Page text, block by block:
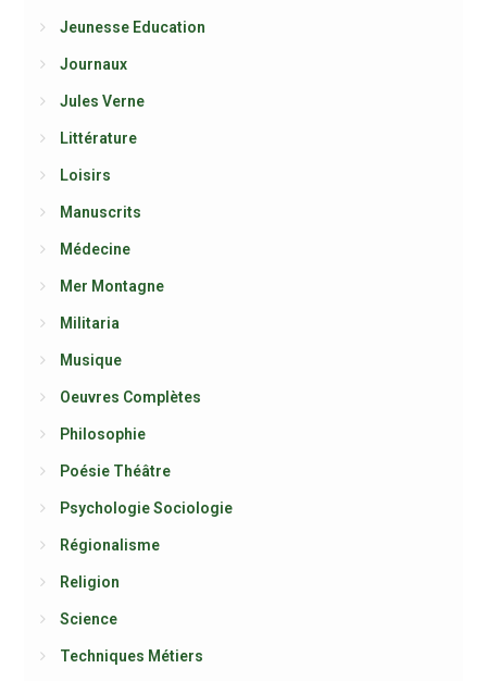
Jeunesse Education
Journaux
Jules Verne
Littérature
Loisirs
Manuscrits
Médecine
Mer Montagne
Militaria
Musique
Oeuvres Complètes
Philosophie
Poésie Théâtre
Psychologie Sociologie
Régionalisme
Religion
Science
Techniques Métiers